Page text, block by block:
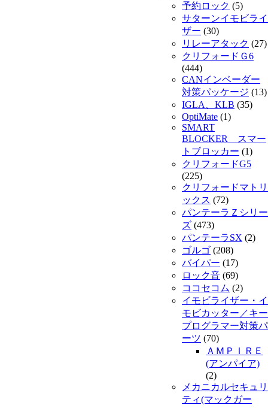
予約ロック (5)
サターンイモビライ
ザー (30)
リレーアタック (27)
クリフォードＧ6
(444)
CANインベーダー
対策パッケージ (13)
IGLA、KLB (35)
OptiMate (1)
SMART
BLOCKER スマー
トブロッカー (1)
クリフォードG5
(225)
クリフォードマトリ
ックス (72)
パンテーラＺシリー
ズ (473)
パンテーラSX (2)
ゴルゴ (208)
バイパー (17)
ロック音 (69)
ココセコム (2)
イモビライザー・イ
モビカッター／キー
プログラマー対策パ
ーツ (70)
ＡＭＰＩＲＥ
(アンパイア)
(2)
メカニカルセキュリ
ティ(マックガー